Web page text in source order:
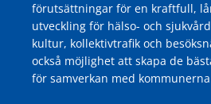
förutsättningar för en kraftfull,
utveckling för hälso- och
kultur, kollektivtrafik och
också möjlighet att skapa de
för samverkan med